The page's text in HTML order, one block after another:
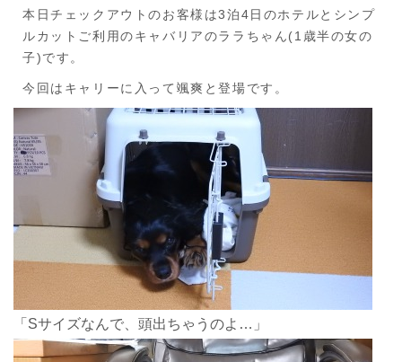
本日チェックアウトのお客様は3泊4日のホテルとシンプ
ルカットご利用のキャバリアのララちゃん(1歳半の女の
子)です。
今回はキャリーに入って颯爽と登場です。
「Sサイズなんで、頭出ちゃうのよ…」